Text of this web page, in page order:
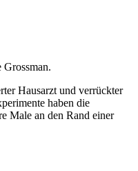
Hausarzt und verrückter
haben die
Male an den Rand einer